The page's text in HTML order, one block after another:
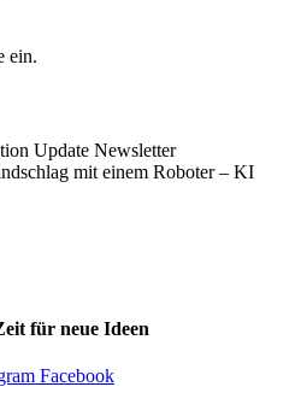
ein.
für neue Ideen
Facebook